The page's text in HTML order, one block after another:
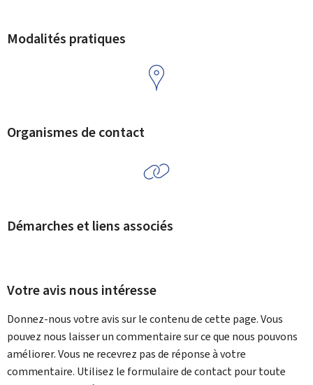
Modalités pratiques
Organismes de contact
Démarches et liens associés
Votre avis nous intéresse
Donnez-nous votre avis sur le contenu de cette page. Vous
pouvez nous laisser un commentaire sur ce que nous pouvons
améliorer. Vous ne recevrez pas de réponse à votre
commentaire. Utilisez le formulaire de contact pour toute